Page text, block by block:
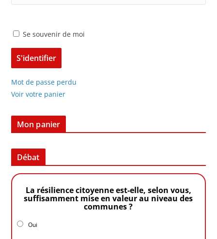
Se souvenir de moi
Mot de passe perdu
Voir votre panier
Mon panier
Débat
La résilience citoyenne est-elle, selon vous,
suffisamment mise en valeur au niveau des
communes ?
Oui